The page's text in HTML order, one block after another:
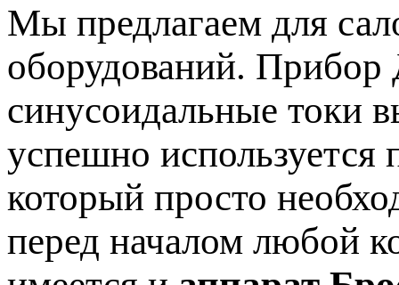
Мы предлагаем для
оборудований. Прибор
синусоидальные токи
успешно используется
который просто
перед началом любой